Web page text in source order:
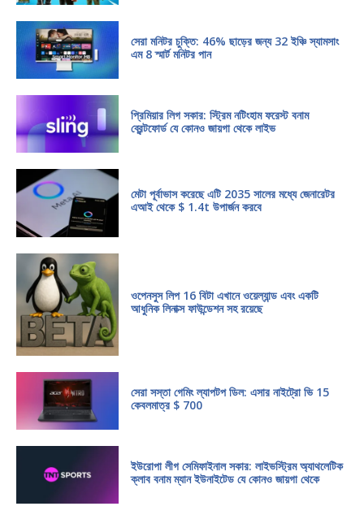
সেরা মনিটর চুক্তি: 46% ছাড়ের জন্য 32 ইঞ্চি স্যামসাং
এম 8 স্মার্ট মনিটর পান
প্রিমিয়ার লিগ সকার: স্ট্রিম নটিংহাম ফরেস্ট বনাম
ব্রেন্টফোর্ড যে কোনও জায়গা থেকে লাইভ
মেটা পূর্বাভাস করেছে এটি 2035 সালের মধ্যে জেনারেটর
এআই থেকে $ 1.4t উপার্জন করবে
ওপেনসুস লিপ 16 বিটা এখানে ওয়েল্যান্ড এবং একটি
আধুনিক লিনাক্স ফাউন্ডেশন সহ রয়েছে
সেরা সস্তা গেমিং ল্যাপটপ ডিল: এসার নাইট্রো ভি 15
কেবলমাত্র $ 700
ইউরোপা লীগ সেমিফাইনাল সকার: লাইভস্ট্রিম অ্যাথলেটিক
ক্লাব বনাম ম্যান ইউনাইটেড যে কোনও জায়গা থেকে